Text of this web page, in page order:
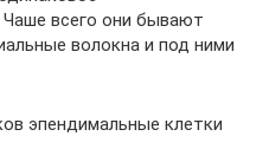
всего они бывают
волокна и под ними
эпендимальные клетки